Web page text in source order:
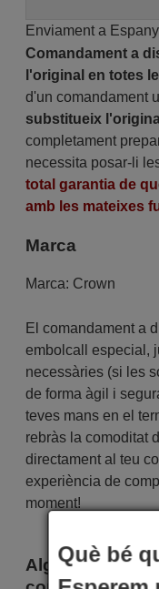
Enviament a
Comandament a
l'original en totes
d'un comandament
substitueix
completament
necessita posar-li
total garantia de
amb les mateixes
Marca
Marca: Crown
El comandament a
embolcall especial,
necessàries (si les
de forma àgil i
teves mans en el
rebràs la comoditat
directament al teu
experiència de
moment!
Alguns aparells
Què bé